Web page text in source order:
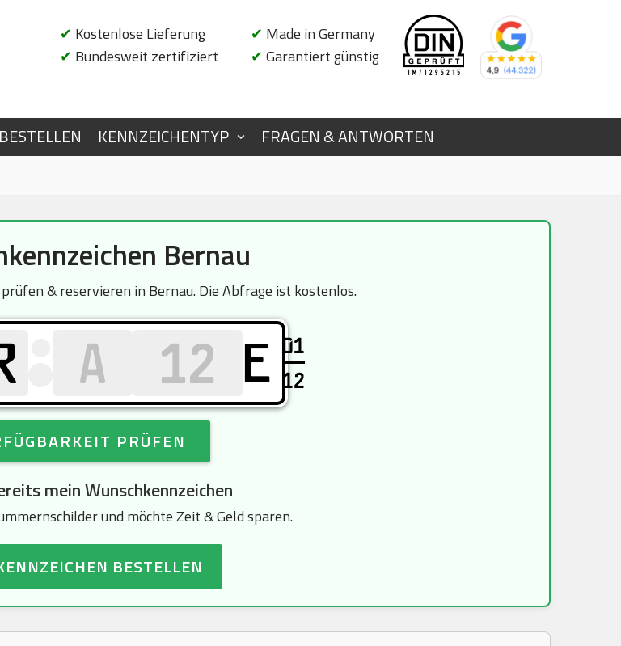
✔ Kostenlose Lieferung
✔ Bundesweit zertifiziert
✔ Made in Germany
✔ Garantiert günstig
KENNZEICHENTYP FRAGEN & ANTWORTEN
Bernau
& reservieren in Bernau. Die Abfrage ist kostenlos.
E
01
12
PRÜFEN
mein Wunschkennzeichen
und möchte Zeit & Geld sparen.
BESTELLEN